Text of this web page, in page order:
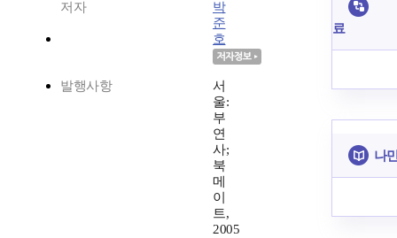
저자
박
준
호
발행사항
서
울:
부
연
사;
북
메
이
트,
2005
료
나